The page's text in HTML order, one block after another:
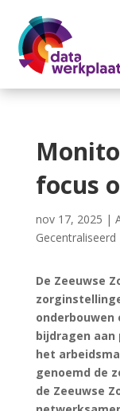
focus
nov 17, 2025 |
Gecentraliseerd
De Zeeuwse
onderbouwen
bijdragen aan
het
genoemd de
de Zeeuwse